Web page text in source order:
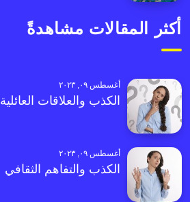
أكثر المقالات مشاهدةً
أغسطس ٠٩, ٢٠٢٣
الكذب والعلاقات العائلية
أغسطس ٠٩, ٢٠٢٣
الكذب والتفاهم الثقافي